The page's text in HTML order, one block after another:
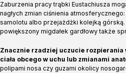
Zaburzenia pracy trąbki Eustachiusza
nagłych zmian ciśnienia
samolotu albo przejażdżki kolejką górską.
powiększony migdałek gardłowy także
Znacznie rzadziej uczucie rozpierania
ciała obcego w uchu lub zmianami
polipami nosa czy guzami okolicy